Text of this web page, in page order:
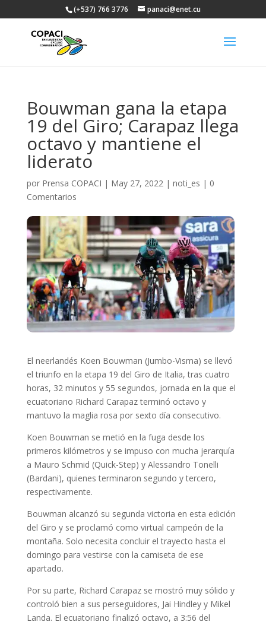
(+537) 766 3776 panaci@enet.cu
Bouwman gana la etapa
19 del Giro; Carapaz llega
octavo y mantiene el
liderato
por Prensa COPACI | May 27, 2022| noti_es | 0
Comentarios
El neerlandés Koen Bouwman (Jumbo-Visma) se llevó
el triunfo en la etapa 19 del Giro de Italia, tras cuatro
horas, 32 minutos y 55 segundos, jornada en la que el
ecuatoriano Richard Carapaz terminó octavo y
mantuvo la maglia rosa por sexto día consecutivo.
Koen Bouwman se metió en la fuga desde los
primeros kilómetros y se impuso con mucha jerarquía
a Mauro Schmid (Quick-Step) y Alessandro Tonelli
(Bardani), quienes terminaron segundo y tercero,
respectivamente.
Bouwman alcanzó su segunda victoria en esta edición
del Giro y se proclamó como virtual campeón de la
montaña. Solo necesita concluir el trayecto hasta el
domingo para vestirse con la camiseta de ese
apartado.
Por su parte, Richard Carapaz se mostró muy sólido y
controló bien a sus perseguidores, Jai Hindley y Mikel
Landa. El ecuatoriano finalizó octavo, a 3:56 del